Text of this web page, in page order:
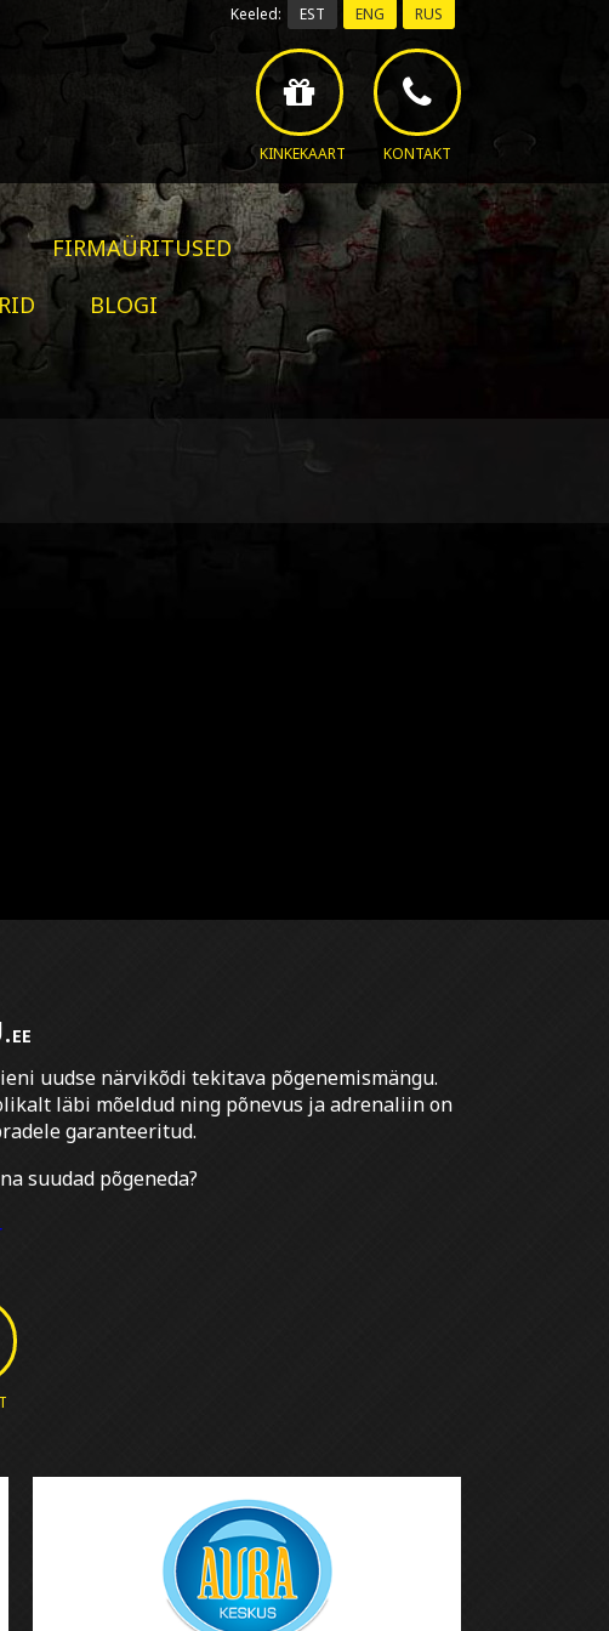
Keeled: EST ENG RUS
KINKEKAART KONTAKT
FIRMAÜRITUSED
BLOGI
EE
uudse närvikõdi tekitava põgenemismängu.
läbi mõeldud ning põnevus ja adrenaliin on
garanteeritud.
suudad põgeneda?